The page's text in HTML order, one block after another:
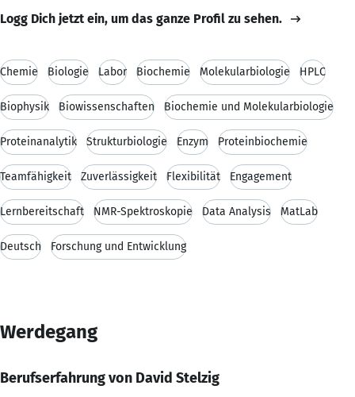
Logg Dich jetzt ein, um das ganze Profil zu sehen.
Chemie Biologie Labor Biochemie Molekularbiologie HPLC
Biophysik Biowissenschaften Biochemie und Molekularbiologie
Proteinanalytik Strukturbiologie Enzym Proteinbiochemie
Teamfähigkeit Zuverlässigkeit Flexibilität Engagement
Lernbereitschaft NMR-Spektroskopie Data Analysis MatLab
Deutsch Forschung und Entwicklung
Werdegang
Berufserfahrung von David Stelzig